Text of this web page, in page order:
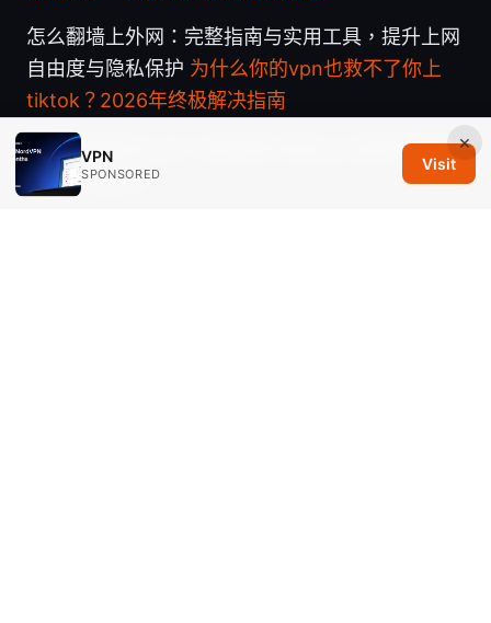
怎么翻墙上外网：完整指南与实用工具，提升上网
自由度与隐私保护 为什么你的vpn也救不了你上
tiktok？2026年终极解决指南
Vpn网速慢怎么办？快速提升你的vpn连接速度指
南与优化技巧
×
VPN
SPONSORED
Visit